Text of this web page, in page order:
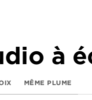
à
MÊME PLUME